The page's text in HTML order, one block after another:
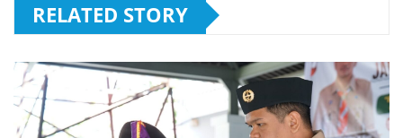
RELATED STORY